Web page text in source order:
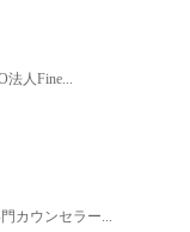
法人Fine...
カウンセラー...